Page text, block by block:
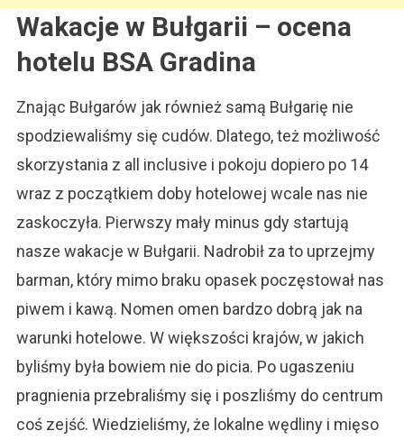
Wakacje w Bułgarii – ocena
hotelu BSA Gradina
Znając Bułgarów jak również samą Bułgarię nie
spodziewaliśmy się cudów. Dlatego, też możliwość
skorzystania z all inclusive i pokoju dopiero po 14
wraz z początkiem doby hotelowej wcale nas nie
zaskoczyła. Pierwszy mały minus gdy startują
nasze wakacje w Bułgarii. Nadrobił za to uprzejmy
barman, który mimo braku opasek poczęstował nas
piwem i kawą. Nomen omen bardzo dobrą jak na
warunki hotelowe. W większości krajów, w jakich
byliśmy była bowiem nie do picia. Po ugaszeniu
pragnienia przebraliśmy się i poszliśmy do centrum
coś zejść. Wiedzieliśmy, że lokalne wędliny i mięso